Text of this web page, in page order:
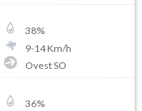
38%
9-14Km/h
Ovest SO
36%